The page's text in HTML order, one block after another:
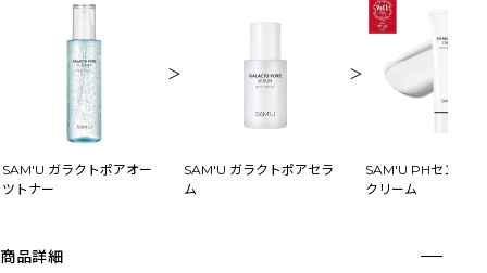
＞ ＞
SAM'U ガラクトポアオー
ツトナー
SAM'U ガラクトポアセラ
ム
SAM'U PHセンシテ
クリーム
商品詳細